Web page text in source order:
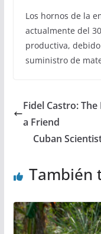
Los hornos de la
actualmente del
productiva,
suministro de
Fidel Castro:
a Friend
Cuban
También